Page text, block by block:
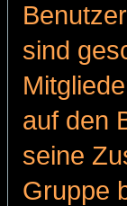
sind
auf den
seine
Gruppe